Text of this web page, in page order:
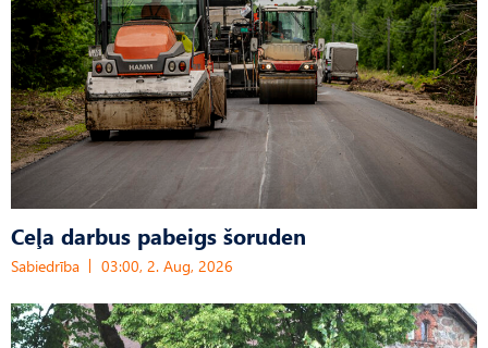
Ceļa darbus pabeigs šoruden
Sabiedrība 03:00, 2. Aug, 2026